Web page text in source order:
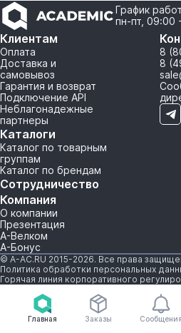
Главная Заказы Сообщения
График
пн-пт, 09:00
Клиентам
Оплата
Доставка и
самовывоз
Гарантия и возврат
Подключение API
Неблагонадежные
партнеры
Каталоги
Каталог по товарным
группам
Каталог по брендам
Сотрудничество
Компания
О компании
Презентация
А-Велком
А-Бонус
8
8
© A-AC.RU 2015-2026. Все права
Политика обработки персональных
Горячая линия корпоративного